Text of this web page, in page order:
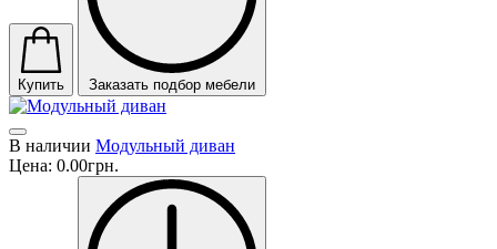
Купить Заказать подбор мебели
В наличии Модульный диван
Цена: 0.00грн.